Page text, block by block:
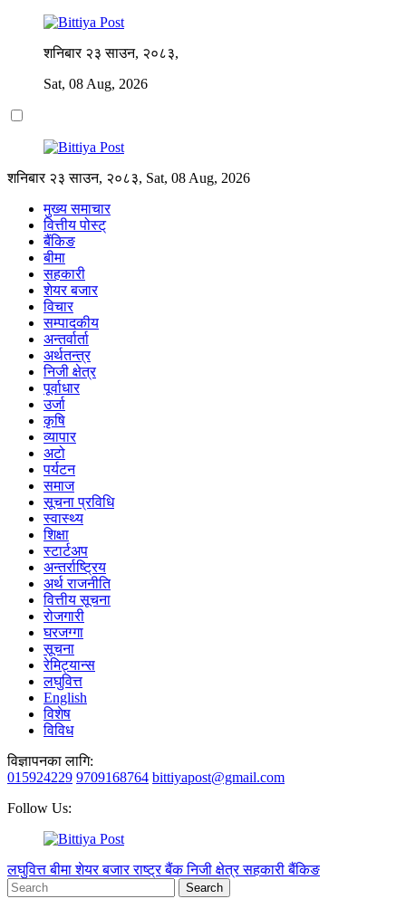
शनिबार २३ साउन, २०८३,
Sat, 08 Aug, 2026
शनिबार २३ साउन, २०८३, Sat, 08 Aug, 2026
मुख्य समाचार
वित्तीय पोस्ट्
बैंकिङ
बीमा
सहकारी
शेयर बजार
विचार
सम्पादकीय
अन्तर्वार्ता
अर्थतन्त्र
निजी क्षेत्र
पूर्वाधार
उर्जा
कृषि
व्यापार
अटो
पर्यटन
समाज
सूचना प्रविधि
स्वास्थ्य
शिक्षा
स्टार्टअप
अन्तर्राष्ट्रिय
अर्थ राजनीति
वित्तीय सूचना
रोजगारी
घरजग्गा
सूचना
रेमिट्यान्स
लघुवित्त
English
विशेष
विविध
विज्ञापनका लागि:
015924229 9709168764 bittiyapost@gmail.com
Follow Us:
लघुवित्तबीमाशेयर बजारराष्ट्र बैंकनिजी क्षेत्रसहकारीबैंकिङ